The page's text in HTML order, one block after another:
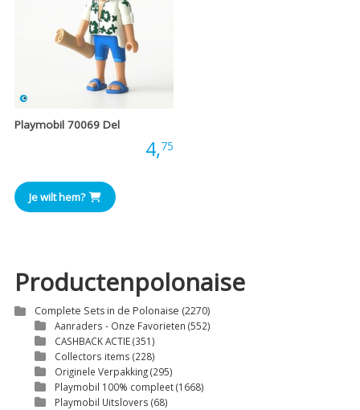
Playmobil 70069 Del
4,75
Je wilt hem?
Productenpolonaise
Complete Sets in de Polonaise (2270)
Aanraders - Onze Favorieten (552)
CASHBACK ACTIE(351)
Collectors items (228)
Originele Verpakking(295)
Playmobil 100% compleet(1668)
Playmobil Uitslovers (68)